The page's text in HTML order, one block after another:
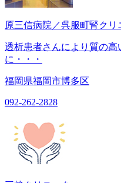
原三信病院／呉服町腎クリ
透析患者さんにより質の
に・・・
福岡県福岡市博多区
092-262-2828